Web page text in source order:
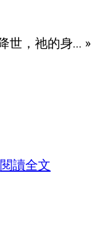
世，祂的身... »
閱讀全文